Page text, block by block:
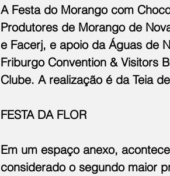
A Festa do Morango com
Produtores de Morango de
e Facerj, e apoio da Águas de
Friburgo Convention & Visitors
Clube. A realização é da Teia
FESTA DA FLOR
Em um espaço anexo,
considerado o segundo maior